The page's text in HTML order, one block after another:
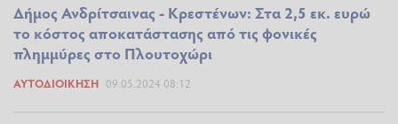
Δήμος Ανδρίτσαινας - Κρεστένων: Στα 2,5 εκ. ευρώ
το κόστος αποκατάστασης από τις φονικές
πλημμύρες στο Πλουτοχώρι
ΑΥΤΟΔΙΟΊΚΗΣΗ 09.05.2024 08:12